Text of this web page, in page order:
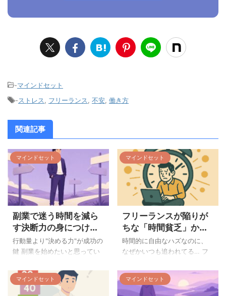
-マインドセット
-ストレス フリーランス 不安 働き方
関連記事
マインドセット
副業で迷う時間を減ら
す決断力の身につけ
方、感性型のための行
動加速術
行動量より"決める力"が成功の
鍵 副業を始めたいと思ってい
が踏み出せない。そんな悩み
を抱えている方は少なくあり
ません。多くの人が「行動力
マインドセット
フリーランスが陥りが
ちな「時間貧乏」から
抜け出す習慣
時間的に自由なハズなのに、
なぜかいつも追われてる… フ
の人が期待するのは「時間の
自由」です。満員電車に揺ら
れることも、無意味な会議に
マインドセット マインドセット